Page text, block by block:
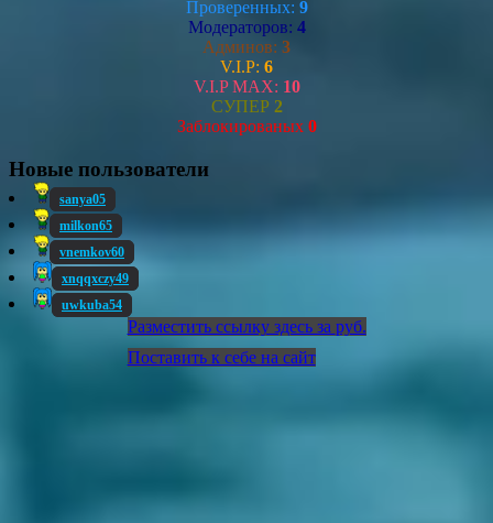
Проверенных: 9
Модераторов: 4
Админов: 3
V.I.P: 6
V.I.P MAX: 10
СУПЕР 2
Заблокированых 0
Новые пользователи
sanya05
milkon65
vnemkov60
xnqqxczy49
uwkuba54
Разместить ссылку здесь за руб.
Поставить к себе на сайт